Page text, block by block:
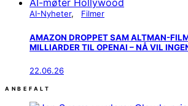
AI-Nyheter Filmer
AMAZON DROPPET SAM ALTMAN-
MILLIARDER TIL OPENAI – NÅ VIL
22.06.26
ANBEFALT